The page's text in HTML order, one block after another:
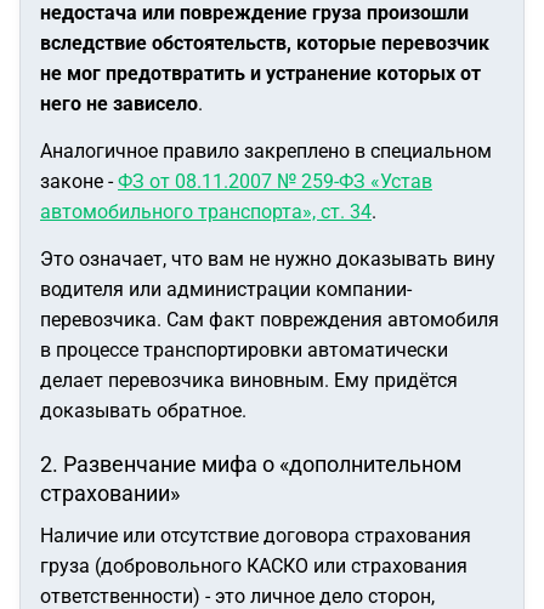
недостача или повреждение груза произошли
вследствие обстоятельств, которые перевозчик
не мог предотвратить и устранение которых от
него не зависело.
Аналогичное правило закреплено в специальном
законе -ФЗ от 08.11.2007 № 259-ФЗ «Устав
автомобильного транспорта», ст. 34.
Это означает, что вам не нужно доказывать вину
водителя или администрации компании-
перевозчика. Сам факт повреждения автомобиля
в процессе транспортировки автоматически
делает перевозчика виновным. Ему придётся
доказывать обратное.
2. Развенчание мифа о «дополнительном
страховании»
Наличие или отсутствие договора страхования
груза (добровольного КАСКО или страхования
ответственности) - это личное дело сторон,